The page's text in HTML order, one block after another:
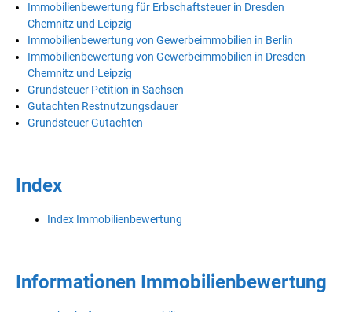
Immobilienbewertung für Erbschaftsteuer in Dresden
Chemnitz und Leipzig
Immobilienbewertung von Gewerbeimmobilien in Berlin
Immobilienbewertung von Gewerbeimmobilien in Dresden
Chemnitz und Leipzig
Grundsteuer Petition in Sachsen
Gutachten Restnutzungsdauer
Grundsteuer Gutachten
Index
Index Immobilienbewertung
Informationen Immobilienbewertung